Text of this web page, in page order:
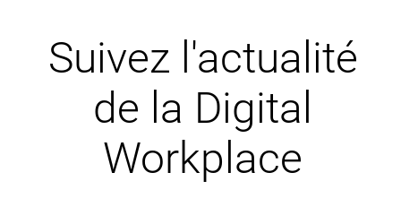
Suivez l'actualité
de la Digital
Workplace